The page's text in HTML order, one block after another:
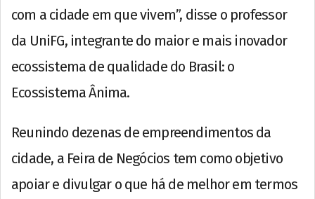
com a cidade em que vivem”, disse o professor
da UniFG, integrante do maior e mais inovador
ecossistema de qualidade do Brasil: o
Ecossistema Ânima.
Reunindo dezenas de empreendimentos da
cidade, a Feira de Negócios tem como objetivo
apoiar e divulgar o que há de melhor em termos